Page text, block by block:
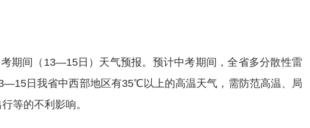
期间（13—15日）天气预报。预计中考期间，全省多分散性雷
日我省中西部地区有35℃以上的高温天气，需防范高温、局
等的不利影响。